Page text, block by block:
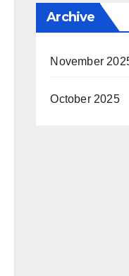
Archive
November
October 2025